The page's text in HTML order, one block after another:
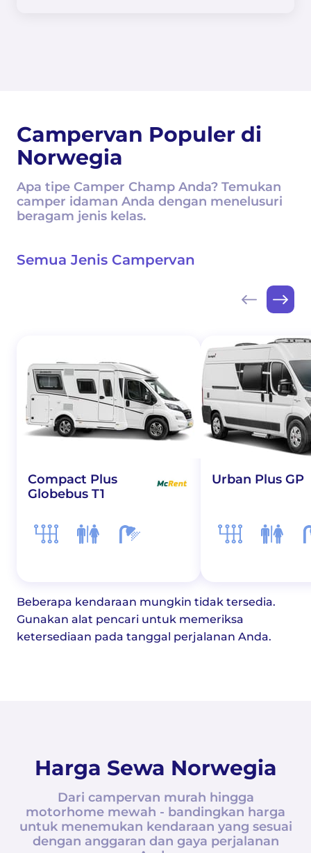
Campervan Populer di
Norwegia
Apa tipe Camper Champ Anda? Temukan
camper idaman Anda dengan menelusuri
beragam jenis kelas.
Semua Jenis Campervan
Compact Plus
Globebus T1
Urban Plus GP
Beberapa kendaraan mungkin tidak tersedia.
Gunakan alat pencari untuk memeriksa
ketersediaan pada tanggal perjalanan Anda.
Harga Sewa Norwegia
Dari campervan murah hingga
motorhome mewah - bandingkan harga
untuk menemukan kendaraan yang sesuai
dengan anggaran dan gaya perjalanan